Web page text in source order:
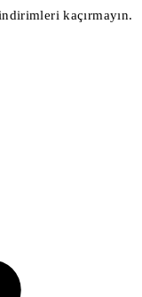
kaçırmayın.